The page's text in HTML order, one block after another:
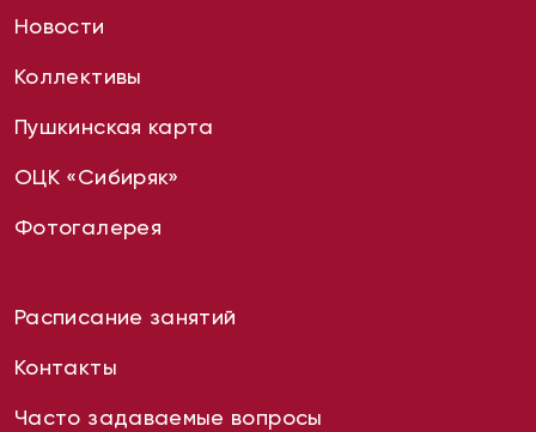
Новости
Коллективы
Пушкинская карта
ОЦК «Сибиряк»
Фотогалерея
Расписание занятий
Контакты
Часто задаваемые вопросы